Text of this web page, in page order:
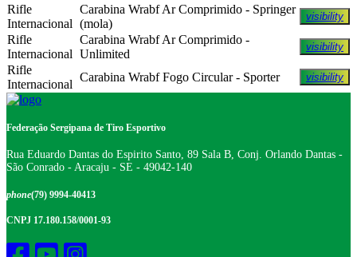
Rifle
Internacional
Carabina Wrabf Ar Comprimido - Springer
(mola)
visibility
Rifle
Internacional
Carabina Wrabf Ar Comprimido -
Unlimited
visibility
Rifle
Internacional
Carabina Wrabf Fogo Circular - Sporter visibility
Federação Sergipana de Tiro Esportivo
Rua Eduardo Dantas do Espirito Santo, 89 Sala B, Conj. Orlando Dantas -
São Conrado - Aracaju - SE - 49042-140
phone(79) 9994-40413
CNPJ 17.180.158/0001-93